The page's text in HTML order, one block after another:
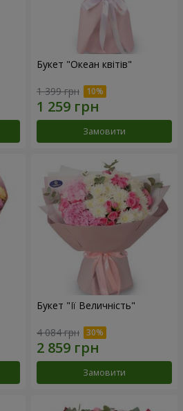
Букет "Океан квітів"
1 399 грн
Замовити
Букет "Її Величність"
4 084 грн
Замовити